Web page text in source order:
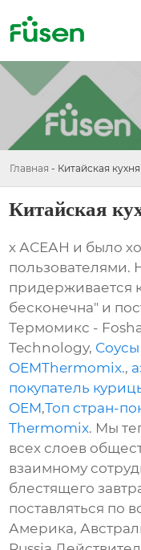
Главная - Китайская
Китайская
х АСЕАН и было
пользователями.
придерживается
бесконечна" и
Термомикс -
Technology,
OEMThermomix.,
покупатель
OEM,Топ стран-
Thermomix. Мы
всех слоев
взаимному
блестящего
поставляться по
Америка,